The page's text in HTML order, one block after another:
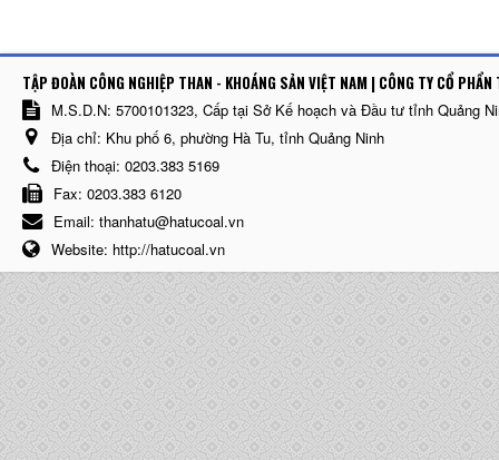
TẬP ĐOÀN CÔNG NGHIỆP THAN - KHOÁNG SẢN VIỆT NAM | CÔNG TY CỔ
M.S.D.N: 5700101323, Cấp tại Sở Kế hoạch và Đầu tư tỉnh Quảng
Địa chỉ: Khu phố 6, phường Hà Tu, tỉnh Quảng Ninh
Điện thoại: 0203.383 5169
Fax: 0203.383 6120
Email: thanhatu@hatucoal.vn
Website: http://hatucoal.vn